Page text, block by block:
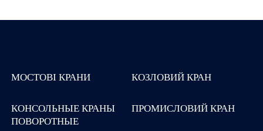
МОСТОВІ КРАНИ
КОЗЛОВИЙ КРАН
КОНСОЛЬНЫЕ КРАНЫ
ПОВОРОТНЫЕ
ПРОМИСЛОВИЙ КРАН